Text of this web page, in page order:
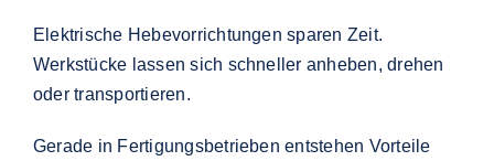
Elektrische Hebevorrichtungen sparen Zeit.
Werkstücke lassen sich schneller anheben, drehen
oder transportieren.
Gerade in Fertigungsbetrieben entstehen Vorteile